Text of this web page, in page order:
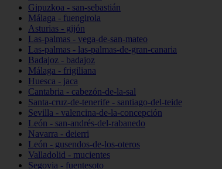
Gipuzkoa - san-sebastián
Málaga - fuengirola
Asturias - gijón
Las-palmas - vega-de-san-mateo
Las-palmas - las-palmas-de-gran-canaria
Badajoz - badajoz
Málaga - frigiliana
Huesca - jaca
Cantabria - cabezón-de-la-sal
Santa-cruz-de-tenerife - santiago-del-teide
Sevilla - valencina-de-la-concepción
León - san-andrés-del-rabanedo
Navarra - deierri
León - gusendos-de-los-oteros
Valladolid - mucientes
Segovia - fuentesoto